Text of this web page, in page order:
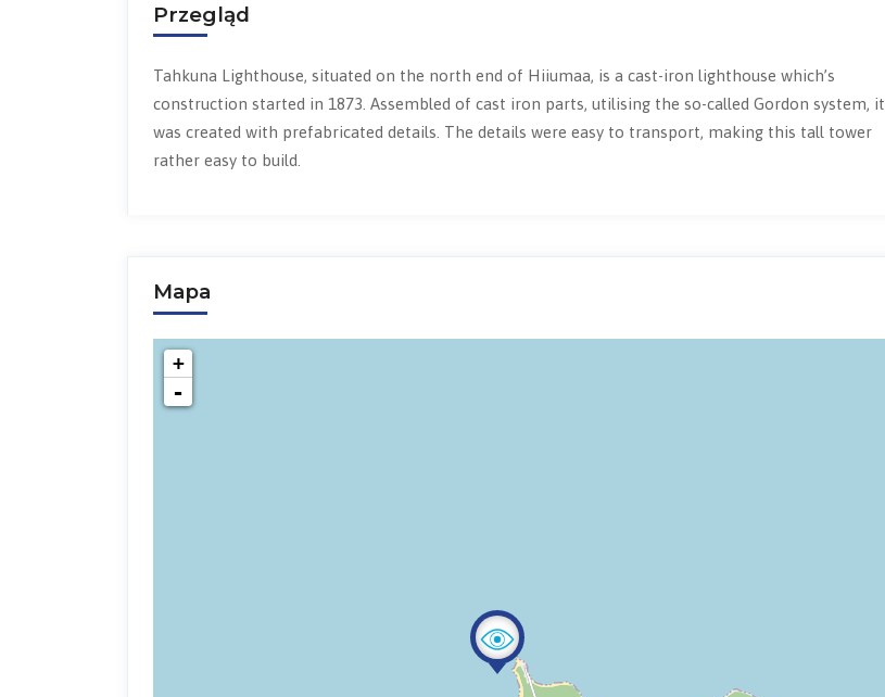
Przegląd
Tahkuna Lighthouse, situated on the north end of Hiiumaa, is a cast-iron lighthouse which’s
construction started in 1873. Assembled of cast iron parts, utilising the so-called Gordon system, it
was created with prefabricated details. The details were easy to transport, making this tall tower
rather easy to build.
Mapa
+
-